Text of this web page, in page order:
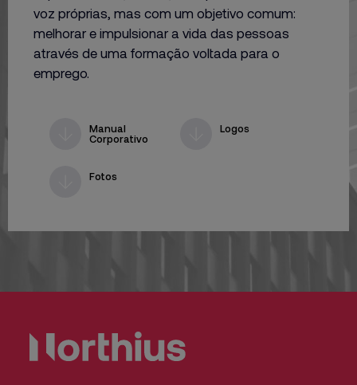
voz próprias, mas com um objetivo comum:
melhorar e impulsionar a vida das pessoas
através de uma formação voltada para o
emprego.
Manual
Corporativo
Logos
Fotos